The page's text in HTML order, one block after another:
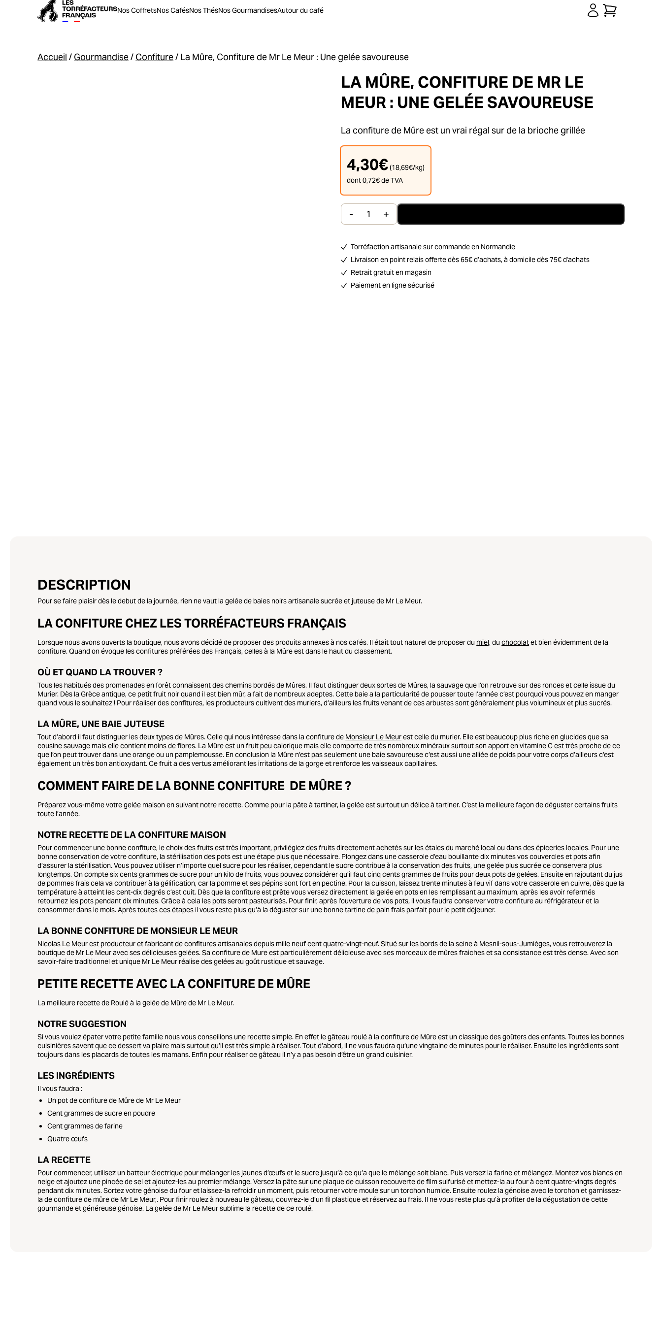
Nos CoffretsNos CafésNos ThésNos GourmandisesAutour du café
Accueil / Gourmandise/ Confiture/ La Mûre, Confiture de Mr Le Meur : Une gelée savoureuse
LA MÛRE, CONFITURE DE MR LE
MEUR : UNE GELÉE SAVOUREUSE
La confiture de Mûre est un vrai régal sur de la brioche grillée
4,30€(18,69€/kg)
dont0,72€de TVA
quantité de La Mûre, Confiture de Mr Le Meur : Une gelée savoureuse
- +
Torréfaction artisanale sur commande en Normandie
Livraison en point relais offerte dès 65€ d’achats, à domicile dès 75€ d'achats
Retrait gratuit en magasin
Paiement en ligne sécurisé
DESCRIPTION
Pour se faire plaisir dès le debut de la journée, rien ne vaut la gelée de baies noirs artisanale sucrée et juteuse de Mr Le Meur.
LA CONFITURE CHEZ LES TORRÉFACTEURS FRANÇAIS
Lorsque nous avons ouverts la boutique, nous avons décidé de proposer des produits annexes à nos cafés. Il était tout naturel de proposer du miel,duchocolatet bien évidemment de la
confiture. Quand on évoque les confitures préférées des Français, celles à la Mûre est dans le haut du classement.
OÙ ET QUAND LA TROUVER ?
Tous les habitués des promenades en forêt connaissent des chemins bordés de Mûres. Il faut distinguer deux sortes de Mûres, la sauvage que l’on retrouve sur des ronces et celle issue du
Murier. Dès la Grèce antique, ce petit fruit noir quand il est bien mûr, a fait de nombreux adeptes. Cette baie a la particularité de pousser toute l’année c’est pourquoi vous pouvez en manger
quand vous le souhaitez ! Pour réaliser des confitures, les producteurs cultivent des muriers, d’ailleurs les fruits venant de ces arbustes sont généralement plus volumineux et plus sucrés.
LA MÛRE, UNE BAIE JUTEUSE
Tout d’abord il faut distinguer les deux types de Mûres. Celle qui nous intéresse dans la confiture de Monsieur Le Meurest celle du murier. Elle est beaucoup plus riche en glucides que sa
cousine sauvage mais elle contient moins de fibres. La Mûre est un fruit peu calorique mais elle comporte de très nombreux minéraux surtout son apport en vitamine C est très proche de ce
que l’on peut trouver dans une orange ou un pamplemousse. En conclusion la Mûre n’est pas seulement une baie savoureuse c’est aussi une alliée de poids pour votre corps d’ailleurs c’est
également un très bon antioxydant. Ce fruit a des vertus améliorant les irritations de la gorge et renforce les vaisseaux capillaires.
COMMENT FAIRE DE LA BONNE CONFITURE DE MÛRE ?
Préparez vous-même votre gelée maison en suivant notre recette. Comme pour la pâte à tartiner, la gelée est surtout un délice à tartiner. C’est la meilleure façon de déguster certains fruits
toute l’année.
NOTRE RECETTE DE LA CONFITURE MAISON
Pour commencer une bonne confiture, le choix des fruits est très important, privilégiez des fruits directement achetés sur les étales du marché local ou dans des épiceries locales. Pour une
bonne conservation de votre confiture, la stérilisation des pots est une étape plus que nécessaire. Plongez dans une casserole d’eau bouillante dix minutes vos couvercles et pots afin
d’assurer la stérilisation. Vous pouvez utiliser n’importe quel sucre pour les réaliser, cependant le sucre contribue à la conservation des fruits, une gelée plus sucrée ce conservera plus
longtemps. On compte six cents grammes de sucre pour un kilo de fruits, vous pouvez considérer qu’il faut cinq cents grammes de fruits pour deux pots de gelées. Ensuite en rajoutant du jus
de pommes frais cela va contribuer à la gélification, car la pomme et ses pépins sont fort en pectine. Pour la cuisson, laissez trente minutes à feu vif dans votre casserole en cuivre, dès que la
température à atteint les cent-dix degrés c’est cuit. Dès que la confiture est prête vous versez directement la gelée en pots en les remplissant au maximum, après les avoir refermés
retournez les pots pendant dix minutes. Grâce à cela les pots seront pasteurisés. Pour finir, après l’ouverture de vos pots, il vous faudra conserver votre confiture au réfrigérateur et la
consommer dans le mois. Après toutes ces étapes il vous reste plus qu’à la déguster sur une bonne tartine de pain frais parfait pour le petit déjeuner.
LA BONNE CONFITURE DE MONSIEUR LE MEUR
Nicolas Le Meur est producteur et fabricant de confitures artisanales depuis mille neuf cent quatre-vingt-neuf. Situé sur les bords de la seine à Mesnil-sous-Jumièges, vous retrouverez la
boutique de Mr Le Meur avec ses délicieuses gelées. Sa confiture de Mure est particulièrement délicieuse avec ses morceaux de mûres fraiches et sa consistance est très dense. Avec son
savoir-faire traditionnel et unique Mr Le Meur réalise des gelées au goût rustique et sauvage.
PETITE RECETTE AVEC LA CONFITURE DE MÛRE
La meilleure recette de Roulé à la gelée de Mûre de Mr Le Meur.
NOTRE SUGGESTION
Si vous voulez épater votre petite famille nous vous conseillons une recette simple. En effet le gâteau roulé à la confiture de Mûre est un classique des goûters des enfants. Toutes les bonnes
cuisinières savent que ce dessert va plaire mais surtout qu’il est très simple à réaliser. Tout d’abord, il ne vous faudra qu’une vingtaine de minutes pour le réaliser. Ensuite les ingrédients sont
toujours dans les placards de toutes les mamans. Enfin pour réaliser ce gâteau il n’y a pas besoin d’être un grand cuisinier.
LES INGRÉDIENTS
Il vous faudra :
Un pot de confiture de Mûre de Mr Le Meur
Cent grammes de sucre en poudre
Cent grammes de farine
Quatre œufs
LA RECETTE
Pour commencer, utilisez un batteur électrique pour mélanger les jaunes d’œufs et le sucre jusqu’à ce qu’a que le mélange soit blanc. Puis versez la farine et mélangez. Montez vos blancs en
neige et ajoutez une pincée de sel et ajoutez-les au premier mélange. Versez la pâte sur une plaque de cuisson recouverte de film sulfurisé et mettez-la au four à cent quatre-vingts degrés
pendant dix minutes. Sortez votre génoise du four et laissez-la refroidir un moment, puis retourner votre moule sur un torchon humide. Ensuite roulez la génoise avec le torchon et garnissez-
la de confiture de mûre de Mr Le Meur,. Pour finir roulez à nouveau le gâteau, couvrez-le d’un fil plastique et réservez au frais. Il ne vous reste plus qu’à profiter de la dégustation de cette
gourmande et généreuse génoise. La gelée de Mr Le Meur sublime la recette de ce roulé.